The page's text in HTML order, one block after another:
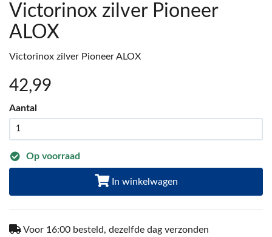
Victorinox zilver Pioneer
ALOX
Victorinox zilver Pioneer ALOX
42,99
Aantal
Op voorraad
In winkelwagen
Voor 16:00 besteld, dezelfde dag verzonden